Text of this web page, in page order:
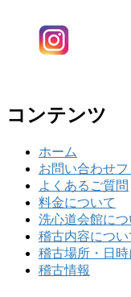
コンテンツ
ホーム
お問い合わせフ
よくあるご質問
料金について
洗心道会館につ
稽古内容につい
稽古場所・日時
稽古情報